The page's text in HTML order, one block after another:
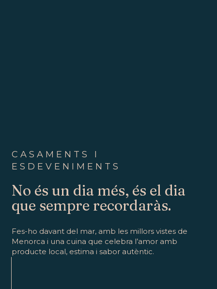
CASAMENTS I
ESDEVENIMENTS
No és un dia més, és el dia
que sempre recordaràs.
Fes-ho davant del mar, amb les millors vistes de
Menorca i una cuina que celebra l’amor amb
producte local, estima i sabor autèntic.